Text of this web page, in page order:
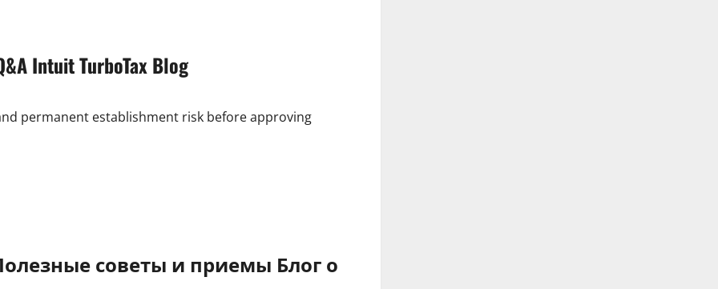
Intuit TurboTax Blog
permanent establishment risk before approving
советы и приемы Блог о